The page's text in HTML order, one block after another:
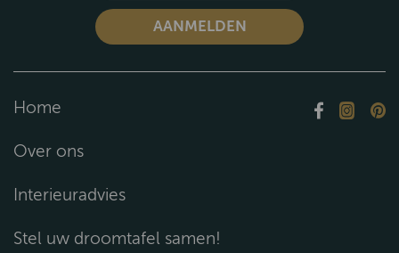
Home
Over ons
Interieuradvies
Stel uw droomtafel samen!